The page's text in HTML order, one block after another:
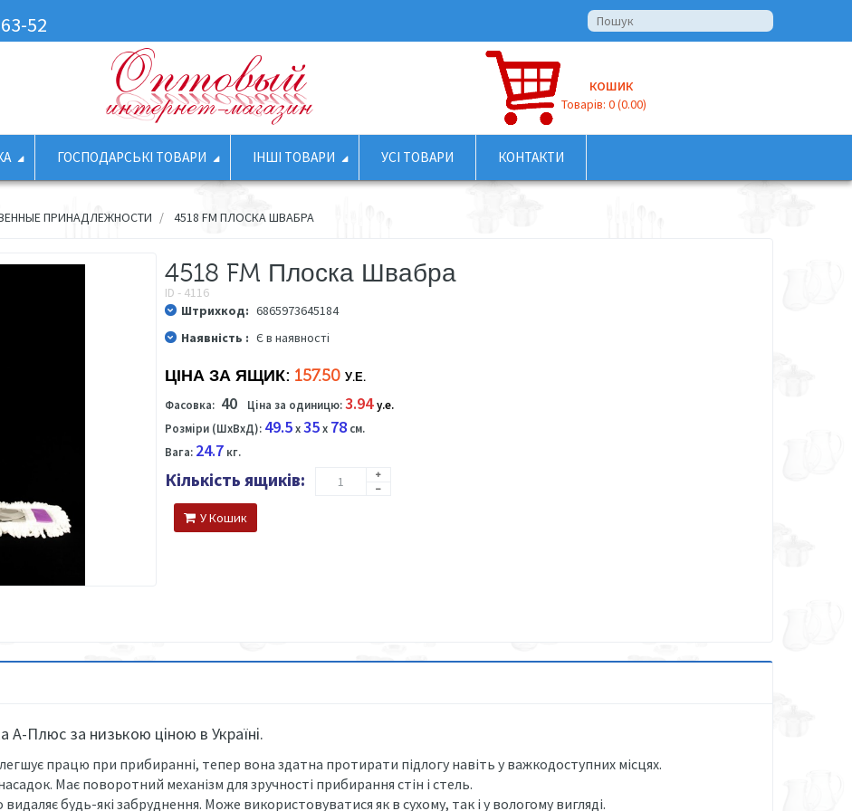
52
КОШИК
Товарів: 0 (0.00)
ГОСПОДАРСЬКІ ТОВАРИ ІНШІ ТОВАРИ УСІ ТОВАРИ КОНТАКТИ
ПРИНАДЛЕЖНОСТИ 4518 FM ПЛОСКА ШВАБРА
4518 FM Плоска Швабра
ID - 4116
Штрихкод: 6865973645184
Наявність : Є в наявності
ЦІНА ЗА ЯЩИК: 157.50 У.Е.
Фасовка: 40 Ціна за одиницю:3.94у.е.
Розміри (ШхВхД): 49.5x35x 78см.
Вага: 24.7кг.
Кількість ящиків:
У Кошик
А-Плюс за низькою ціною в Україні.
працю при прибиранні, тепер вона здатна протирати підлогу навіть у важкодоступних місцях.
Має поворотний механізм для зручності прибирання стін і стель.
будь-які забруднення. Може використовуватися як в сухому, так і у вологому вигляді.